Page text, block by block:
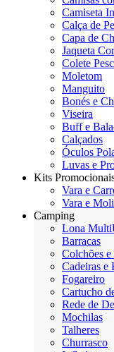
Camiseta
Calça de
Capa de
Jaqueta
Colete
Moletom
Manguito
Bonés e
Viseira
Buff e
Calçados
Óculos
Luvas e
Kits
Vara e
Vara e
Camping
Lona
Barracas
Colchões
Cadeiras e
Fogareiro
Cartucho
Rede de
Mochilas
Talheres
Churrasco